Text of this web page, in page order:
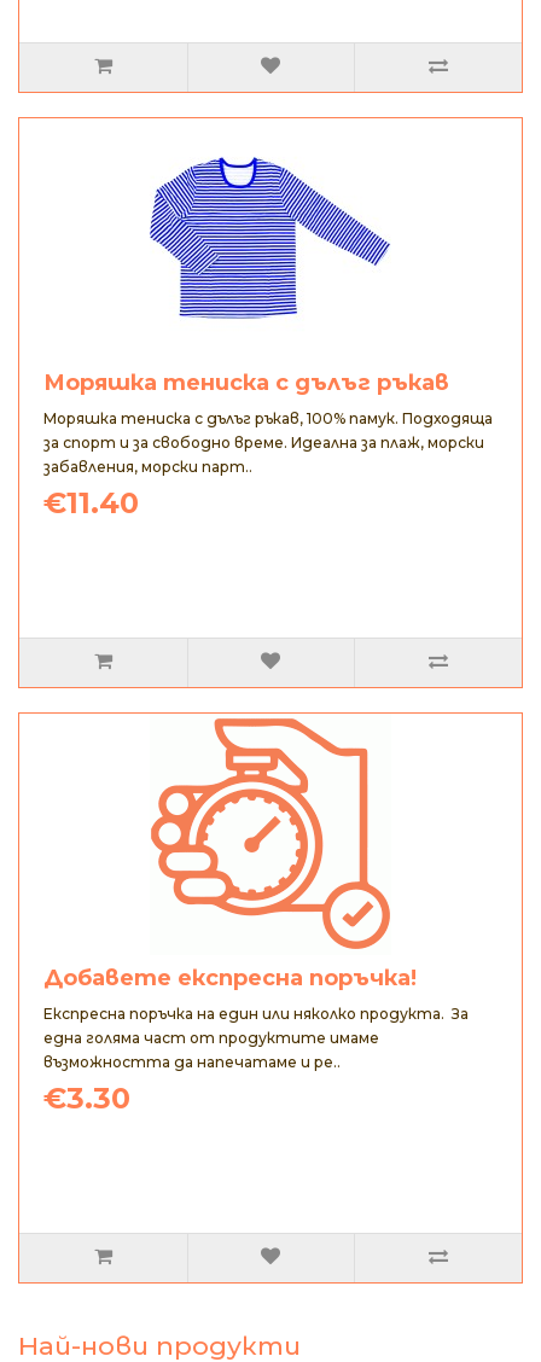
Моряшка тениска с дълъг ръкав
Моряшка тениска с дълъг ръкав, 100% памук. Подходяща
за спорт и за свободно време. Идеална за плаж, морски
забавления, морски парт..
€11.40
Добавете експресна поръчка!
Експресна поръчка на един или няколко продукта. За
една голяма част от продуктите имаме
възможността да напечатаме и ре..
€3.30
Най-нови продукти